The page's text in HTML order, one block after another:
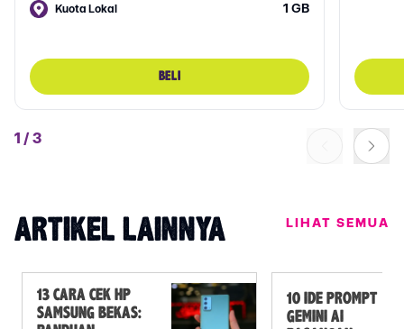
Kuota Lokal 1 GB
BELI
1 /3
ARTIKEL LAINNYA LIHAT SEMUA
13 CARA CEK HP
SAMSUNG BEKAS:
10 IDE PROMPT
GEMINI AI